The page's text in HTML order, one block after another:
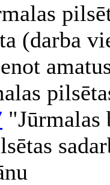
(darba
"Jūrmalas